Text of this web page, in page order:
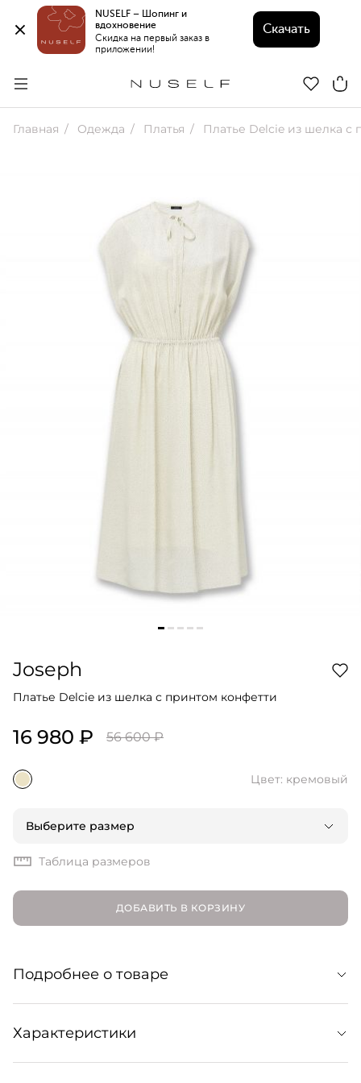
NUSELF – Шопинг и
вдохновение
Скидка на первый заказ в
приложении!
Скачать
Главная Одежда Платья Платье Delcie из шелка с
Joseph
Платье Delcie из шелка с принтом конфетти
16 980 ₽ 56 600 ₽
Цвет: кремовый
Выберите размер
Таблица размеров
ДОБАВИТЬ В КОРЗИНУ
Подробнее о товаре
Расслабленное платье из шелкового крепа с едва
заметным принтом конфетти. Силуэт оверсайз
структурирует талия на эластичной резинке и тонкие
Характеристики